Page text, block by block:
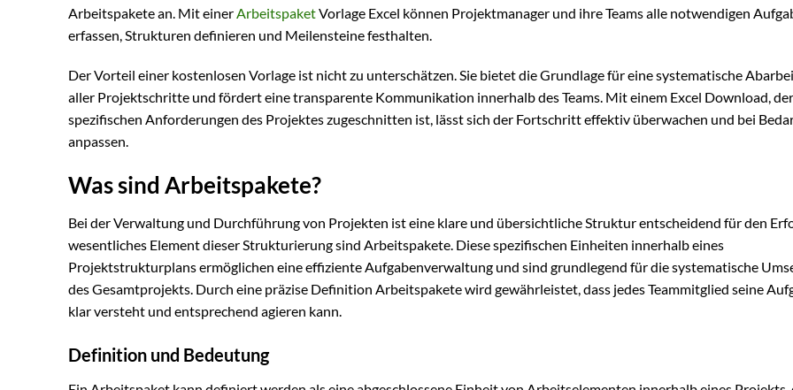
Arbeitspakete an. Mit einer ArbeitspaketVorlage Excel können Projektmanager und ihre Teams alle notwendigen
erfassen, Strukturen definieren und Meilensteine festhalten.
Der Vorteil einer kostenlosen Vorlage ist nicht zu unterschätzen. Sie bietet die Grundlage für eine systematische
aller Projektschritte und fördert eine transparente Kommunikation innerhalb des Teams. Mit einem Excel Download,
spezifischen Anforderungen des Projektes zugeschnitten ist, lässt sich der Fortschritt effektiv überwachen und bei
anpassen.
Was sind Arbeitspakete?
Bei der Verwaltung und Durchführung von Projekten ist eine klare und übersichtliche Struktur entscheidend für den
wesentliches Element dieser Strukturierung sind Arbeitspakete. Diese spezifischen Einheiten innerhalb eines
Projektstrukturplans ermöglichen eine effiziente Aufgabenverwaltung und sind grundlegend für die systematische
des Gesamtprojekts. Durch eine präzise Definition Arbeitspakete wird gewährleistet, dass jedes Teammitglied seine
klar versteht und entsprechend agieren kann.
Definition und Bedeutung